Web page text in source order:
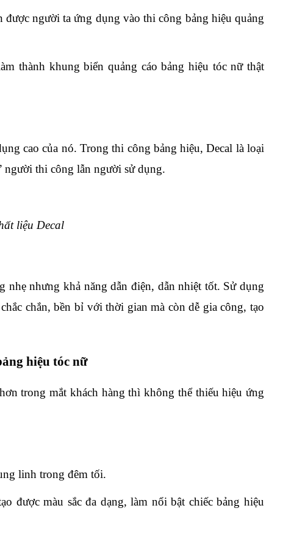
người ta ứng dụng vào thi công bảng hiệu quảng
thành khung biển quảng cáo bảng hiệu tóc nữ thật
cao của nó. Trong thi công bảng hiệu, Decal là loại
người thi công lẫn người sử dụng.
liệu Decal
nhưng khả năng dẫn điện, dẫn nhiệt tốt. Sử dụng
chắn, bền bỉ với thời gian mà còn dễ gia công, tạo
hiệu tóc nữ
trong mắt khách hàng thì không thể thiếu hiệu ứng
linh trong đêm tối.
được màu sắc đa dạng, làm nổi bật chiếc bảng hiệu